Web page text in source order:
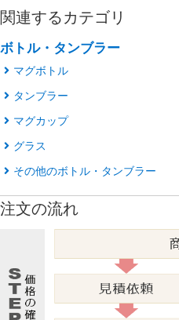
関連するカテゴリ
ボトル・タンブラー
マグボトル
タンブラー
マグカップ
グラス
その他のボトル・タンブラー
注文の流れ